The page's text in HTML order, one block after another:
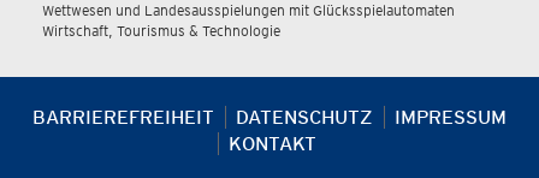
Wettwesen und Landesausspielungen mit Glücksspielautomaten
Wirtschaft, Tourismus & Technologie
BARRIEREFREIHEIT DATENSCHUTZ
IMPRESSUM
KONTAKT